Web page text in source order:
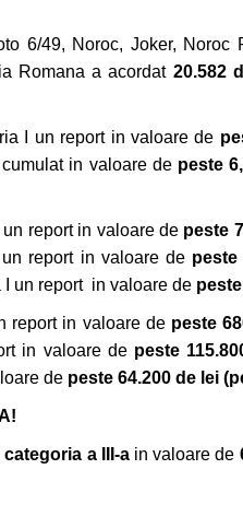
6/49, Noroc, Joker,
Romana a acordat20.582
I un report in valoare de
in valoare de peste
report in valoare de peste
report in valoare de peste
un report in valoare de
report in valoare de peste
in valoare de peste
de peste 64.200 de lei
categoria a III-ain valoare de